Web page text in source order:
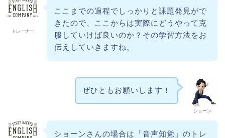
トレーナー
ここまでの過程でしっかりと課題発見がで
きたので、ここからは実際にどうやって克
服していけば良いのか？その学習方法をお
伝えしていきますね。
ショーン
ぜひともお願いします！
ショーンさんの場合は「音声知覚」のトレ